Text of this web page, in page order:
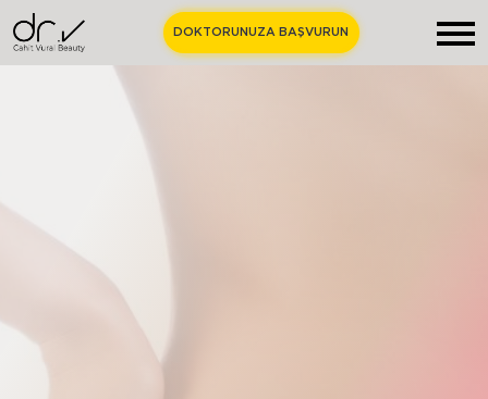
DOKTORUNUZA BAŞVURUN